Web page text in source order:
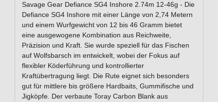
Savage Gear Defiance SG4 Inshore 2.74m 12-46g - Die
Defiance SG4 Inshore mit einer Länge von 2,74 Metern
und einem Wurfgewicht von 12 bis 46 Gramm bietet
eine ausgewogene Kombination aus Reichweite,
Präzision und Kraft. Sie wurde speziell für das Fischen
auf Wolfsbarsch im entwickelt, wobei der Fokus auf
flexibler Köderführung und kontrollierter
Kraftübertragung liegt. Die Rute eignet sich besonders
gut für mittlere bis größere Hardbaits, Gummifische und
Jigköpfe. Der verbaute Toray Carbon Blank aus